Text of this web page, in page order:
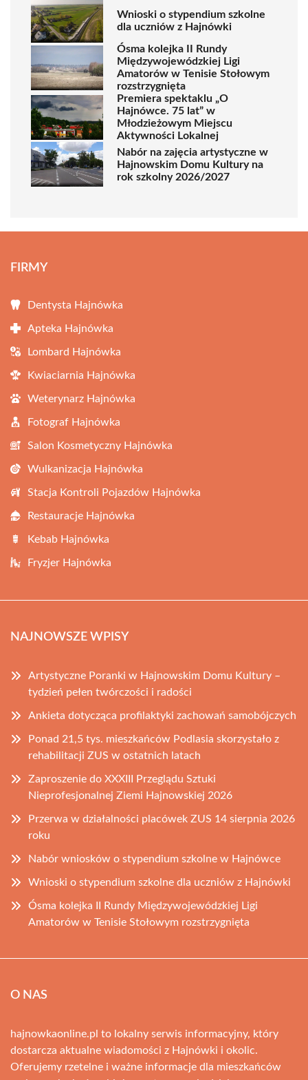
Wnioski o stypendium szkolne
dla uczniów z Hajnówki
Ósma kolejka II Rundy
Międzywojewódzkiej Ligi
Amatorów w Tenisie Stołowym
rozstrzygnięta
Premiera spektaklu „O
Hajnówce. 75 lat” w
Młodzieżowym Miejscu
Aktywności Lokalnej
Nabór na zajęcia artystyczne w
Hajnowskim Domu Kultury na
rok szkolny 2026/2027
FIRMY
Dentysta Hajnówka
Apteka Hajnówka
Lombard Hajnówka
Kwiaciarnia Hajnówka
Weterynarz Hajnówka
Fotograf Hajnówka
Salon Kosmetyczny Hajnówka
Wulkanizacja Hajnówka
Stacja Kontroli Pojazdów Hajnówka
Restauracje Hajnówka
Kebab Hajnówka
Fryzjer Hajnówka
NAJNOWSZE WPISY
Artystyczne Poranki w Hajnowskim Domu Kultury –
tydzień pełen twórczości i radości
Ankieta dotycząca profilaktyki zachowań samobójczych
Ponad 21,5 tys. mieszkańców Podlasia skorzystało z
rehabilitacji ZUS w ostatnich latach
Zaproszenie do XXXIII Przeglądu Sztuki
Nieprofesjonalnej Ziemi Hajnowskiej 2026
Przerwa w działalności placówek ZUS 14 sierpnia 2026
roku
Nabór wniosków o stypendium szkolne w Hajnówce
Wnioski o stypendium szkolne dla uczniów z Hajnówki
Ósma kolejka II Rundy Międzywojewódzkiej Ligi
Amatorów w Tenisie Stołowym rozstrzygnięta
O NAS
hajnowkaonline.pl to lokalny serwis informacyjny, który
dostarcza aktualne wiadomości z Hajnówki i okolic.
Oferujemy rzetelne i ważne informacje dla mieszkańców